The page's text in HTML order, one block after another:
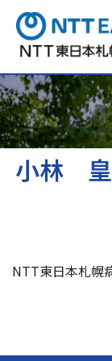
当院について
ご来院される方
医療・介護関係
小林 皇
NTT東日本札幌